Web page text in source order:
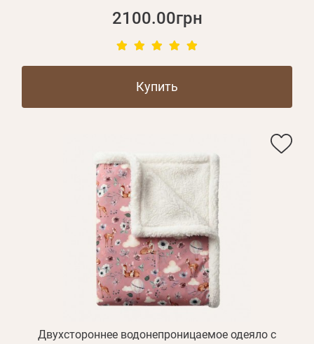
2100.00грн
Купить
Двухстороннее водонепроницаемое одеяло с